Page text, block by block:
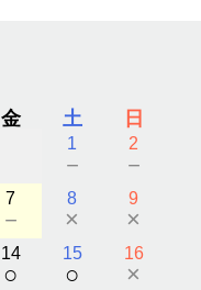
金 土 日
1
－
2
－
7
－
8
×
9
×
14
○
15
○
16
×